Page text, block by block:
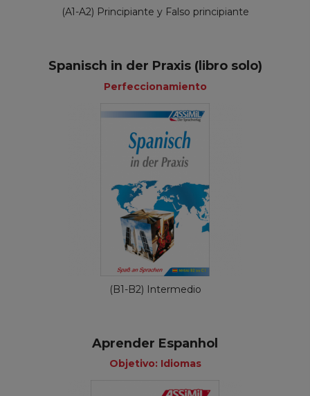
(A1-A2) Principiante y Falso principiante
Spanisch in der Praxis (libro solo)
Perfeccionamiento
(B1-B2) Intermedio
Aprender Espanhol
Objetivo: Idiomas